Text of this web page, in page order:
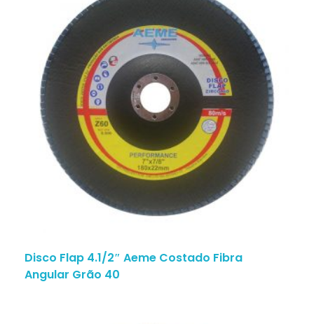
Disco Flap 4.1/2″ Aeme Costado Fibra
Angular Grão 40